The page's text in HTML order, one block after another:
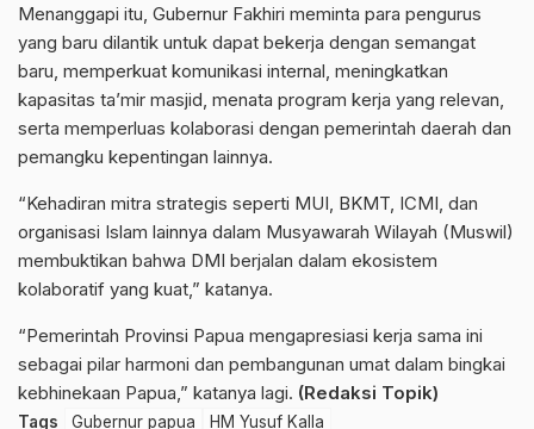
Menanggapi itu, Gubernur Fakhiri meminta para pengurus
yang baru dilantik untuk dapat bekerja dengan semangat
baru, memperkuat komunikasi internal, meningkatkan
kapasitas ta’mir masjid, menata program kerja yang relevan,
serta memperluas kolaborasi dengan pemerintah daerah dan
pemangku kepentingan lainnya.
“Kehadiran mitra strategis seperti MUI, BKMT, ICMI, dan
organisasi Islam lainnya dalam Musyawarah Wilayah (Muswil)
membuktikan bahwa DMI berjalan dalam ekosistem
kolaboratif yang kuat,” katanya.
“Pemerintah Provinsi Papua mengapresiasi kerja sama ini
sebagai pilar harmoni dan pembangunan umat dalam bingkai
kebhinekaan Papua,” katanya lagi. (Redaksi Topik)
Tags Gubernur papua HM Yusuf Kalla